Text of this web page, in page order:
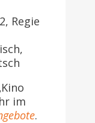
Regie
im
.